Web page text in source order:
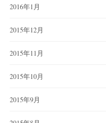
2016年1月
2015年12月
2015年11月
2015年10月
2015年9月